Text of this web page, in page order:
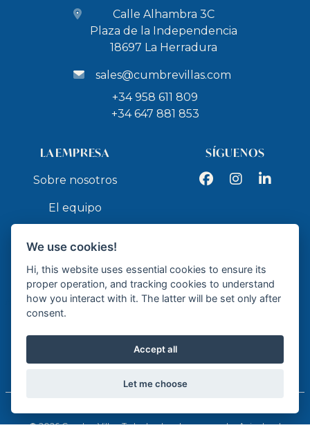
Calle Alhambra 3C
Plaza de la Independencia
18697 La Herradura
sales@cumbrevillas.com
+34 958 611 809
+34 647 881 853
LA EMPRESA
Sobre nosotros
El equipo
Contacto
SÍGUENOS
FacebookInstagramLinkedIn
Agente de la Propiedad Inmobiliaria - API GR337
© 2026 Cumbre Villas. Todos los derechos reservados.Aviso legal
We use cookies!
Hi, this website uses essential cookies to ensure its
proper operation, and tracking cookies to understand
how you interact with it. The latter will be set only after
consent.
Accept all
Let me choose